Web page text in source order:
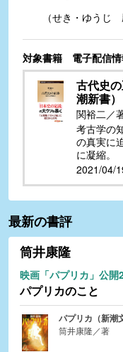
（せき・ゆうじ
対象書籍 電子配信情
古代史
潮新書）
関裕二／
考古学の
の真実に
に凝縮。
2021/04/
最新の書評
筒井康隆
映画「パプリカ」公開
パプリカのこと
パプリカ（新潮
筒井康隆／著